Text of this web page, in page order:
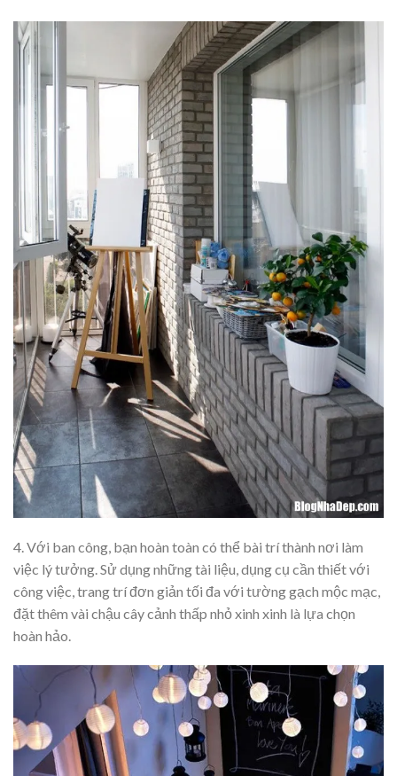
4. Với ban công, bạn hoàn toàn có thể bài trí thành nơi làm
việc lý tưởng. Sử dụng những tài liệu, dụng cụ cần thiết với
công việc, trang trí đơn giản tối đa với tường gạch mộc mạc,
đặt thêm vài chậu cây cảnh thấp nhỏ xinh xinh là lựa chọn
hoàn hảo.